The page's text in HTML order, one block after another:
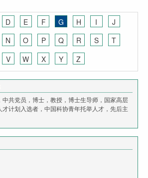
D E F G H I
J
N O P Q R S
T
V W X Y Z
中共党员，博士，教授，博士生导师，国家高层
才计划入选者，中国科协青年托举人才，先后主
研项目10余项；长期致力于木材仿生与功能...